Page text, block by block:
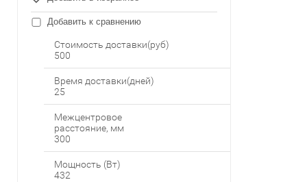
Добавить к сравнению
Стоимость доставки(руб)
500
Время доставки(дней)
25
Межцентровое
расстояние, мм
300
Мощность (Вт)
432